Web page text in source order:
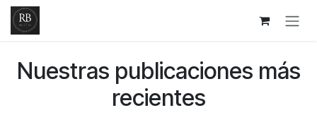
Ir al contenido
Nuestras publicaciones más
recientes